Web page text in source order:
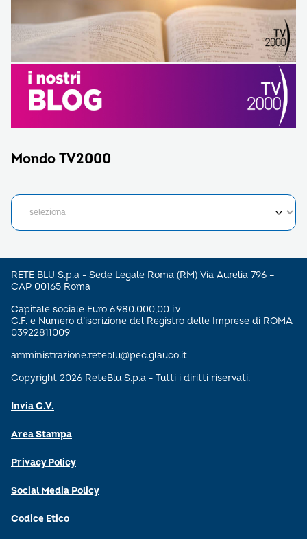
Mondo TV2000
RETE BLU S.p.a - Sede Legale Roma (RM) Via Aurelia 796 –
CAP 00165 Roma
Capitale sociale Euro 6.980.000,00 i.v
C.F. e Numero d’iscrizione del Registro delle Imprese di ROMA
03922811009
amministrazione.reteblu@pec.glauco.it
Copyright 2026 ReteBlu S.p.a - Tutti i diritti riservati.
Invia C.V.
Area Stampa
Privacy Policy
Social Media Policy
Codice Etico